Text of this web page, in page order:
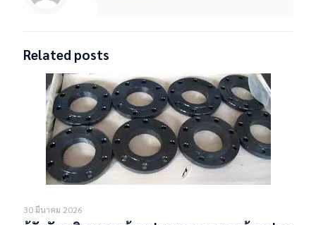
Related posts
30 มีนาคม 2026